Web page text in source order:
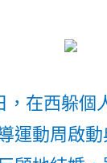
，在西躲個
運動周啟